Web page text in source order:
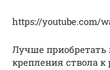
https://youtube.com/
Лучше
крепления ствола к